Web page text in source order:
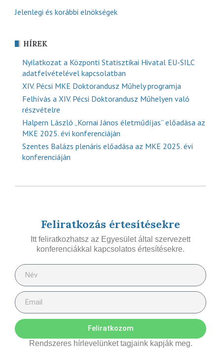
Jelenlegi és korábbi elnökségek
HÍREK
Nyilatkozat a Központi Statisztikai Hivatal EU-SILC
adatfelvételével kapcsolatban
XIV. Pécsi MKE Doktorandusz Műhely programja
Felhívás a XIV. Pécsi Doktorandusz Műhelyen való
részvételre
Halpern László „Kornai János életműdíjas” előadása az
MKE 2025. évi konferenciáján
Szentes Balázs plenáris előadása az MKE 2025. évi
konferenciáján
Feliratkozás értesítésekre
Itt feliratkozhatsz az Egyesület által szervezett
konferenciákkal kapcsolatos értesítésekre.
Feliratkozom
Rendszeres hírlevelünket tagjaink kapják meg.